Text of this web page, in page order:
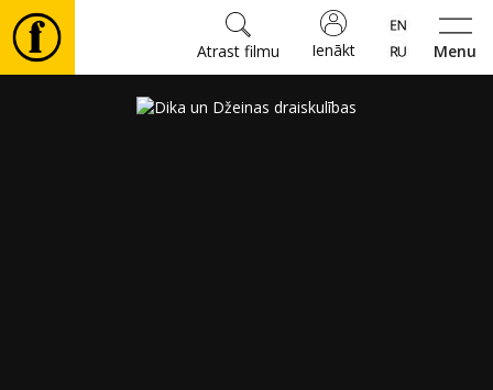
Menu
Ienākt
Atrast filmu